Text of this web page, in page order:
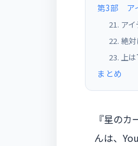
第3部 ア
21. ア
22. 絶
23. 上
まとめ
『星の
んは、